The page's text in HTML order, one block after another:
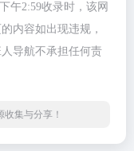
午2:59收录时，该网
内容如出现违规，
导航不承担任何责
收集与分享！